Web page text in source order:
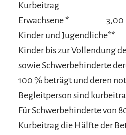
Kurbeitrag
Erwachsene * 3,00
Kinder und
Kinder bis zur Vollendung
sowie Schwerbehinderte
100 % beträgt und deren
Begleitperson sind
Für Schwerbehinderte von
Kurbeitrag die Hälfte der